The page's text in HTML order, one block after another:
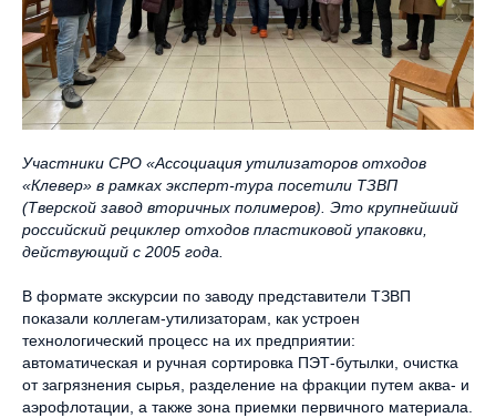
Участники СРО «Ассоциация утилизаторов отходов
«Клевер» в рамках эксперт-тура посетили ТЗВП
(Тверской завод вторичных полимеров). Это крупнейший
российский рециклер отходов пластиковой упаковки,
действующий с 2005 года.
В формате экскурсии по заводу представители ТЗВП
показали коллегам-утилизаторам, как устроен
технологический процесс на их предприятии:
автоматическая и ручная сортировка ПЭТ-бутылки, очистка
от загрязнения сырья, разделение на фракции путем аква- и
аэрофлотации, а также зона приемки первичного материала.